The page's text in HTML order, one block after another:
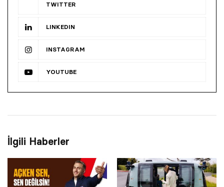
TWITTER
LINKEDIN
INSTAGRAM
YOUTUBE
İlgili Haberler